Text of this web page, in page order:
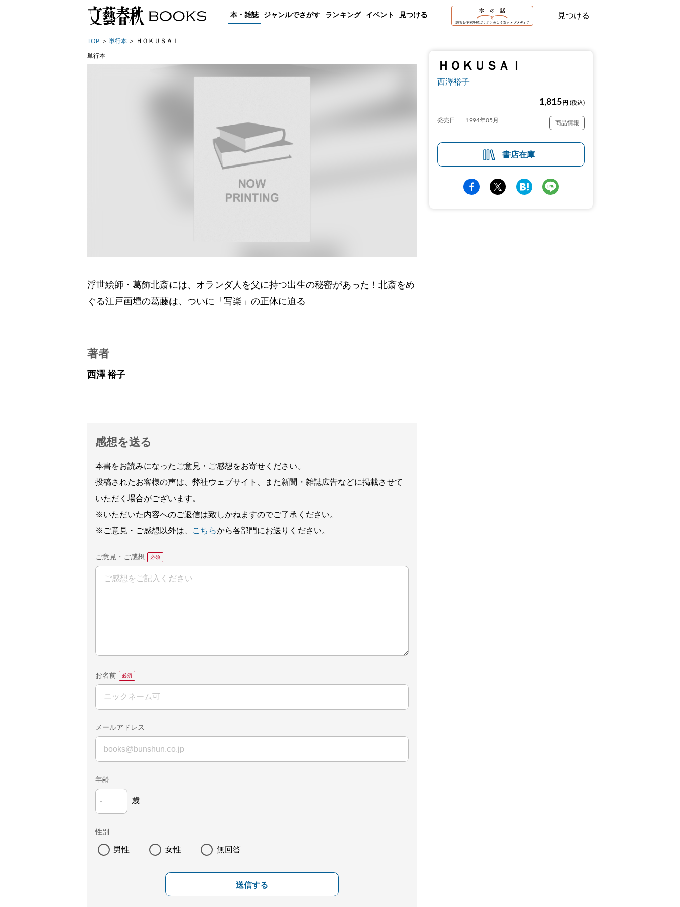
本・雑誌 ジャンルでさがす ランキング イベント 見つける 見つける
TOP 単行本 ＨＯＫＵＳＡＩ
ＨＯＫＵＳＡＩ
西澤裕子
1,815 円 (税込)
発売日 1994年05月 商品情報
書店在庫
単行本
浮世絵師・葛飾北斎には、オランダ人を父に持つ出生の秘密があった！北斎をめ
ぐる江戸画壇の葛藤は、ついに「写楽」の正体に迫る
著者
西澤 裕子
感想を送る
本書をお読みになったご意見・ご感想をお寄せください。
投稿されたお客様の声は、弊社ウェブサイト、また新聞・雑誌広告などに掲載させて
いただく場合がございます。
※いただいた内容へのご返信は致しかねますのでご了承ください。
※ご意見・ご感想以外は、
こちらから各部門にお送りください。
ご意見・ご感想
お名前
メールアドレス
年齢
歳
性別
男性 女性 無回答
送信する